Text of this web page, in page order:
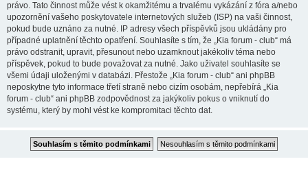
právo. Tato činnost může vést k okamžitému a trvalému vykázání z fóra a/nebo
upozornění vašeho poskytovatele internetových služeb (ISP) na vaši činnost,
pokud bude uznáno za nutné. IP adresy všech příspěvků jsou ukládány pro
případné uplatnění těchto opatření. Souhlasíte s tím, že „Kia forum - club“ má
právo odstranit, upravit, přesunout nebo uzamknout jakékoliv téma nebo
příspěvek, pokud to bude považovat za nutné. Jako uživatel souhlasíte se
všemi údaji uloženými v databázi. Přestože „Kia forum - club“ ani phpBB
neposkytne tyto informace třetí straně nebo cizím osobám, nepřebírá „Kia
forum - club“ ani phpBB zodpovědnost za jakýkoliv pokus o vniknutí do
systému, který by mohl vést ke kompromitaci těchto dat.